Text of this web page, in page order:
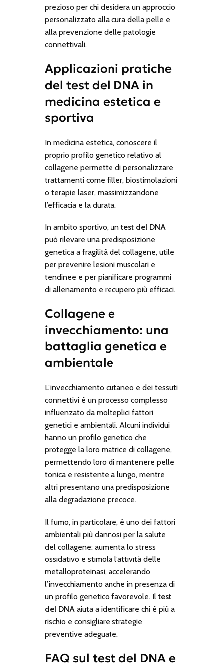
prezioso per chi desidera un approccio
personalizzato alla cura della pelle e
alla prevenzione delle patologie
connettivali.
Applicazioni pratiche
del test del DNA in
medicina estetica e
sportiva
In medicina estetica, conoscere il
proprio profilo genetico relativo al
collagene permette di personalizzare
trattamenti come filler, biostimolazioni
o terapie laser, massimizzandone
l’efficacia e la durata.
In ambito sportivo, untest del DNA
può rilevare una predisposizione
genetica a fragilità del collagene, utile
per prevenire lesioni muscolari e
tendinee e per pianificare programmi
di allenamento e recupero più efficaci.
Collagene e
invecchiamento: una
battaglia genetica e
ambientale
L’invecchiamento cutaneo e dei tessuti
connettivi è un processo complesso
influenzato da molteplici fattori
genetici e ambientali. Alcuni individui
hanno un profilo genetico che
protegge la loro matrice di collagene,
permettendo loro di mantenere pelle
tonica e resistente a lungo, mentre
altri presentano una predisposizione
alla degradazione precoce.
Il fumo, in particolare, è uno dei fattori
ambientali più dannosi per la salute
del collagene: aumenta lo stress
ossidativo e stimola l’attività delle
metalloproteinasi, accelerando
l’invecchiamento anche in presenza di
un profilo genetico favorevole. Iltest
del DNAaiuta a identificare chi è più a
rischio e consigliare strategie
preventive adeguate.
FAQ sul test del DNA e